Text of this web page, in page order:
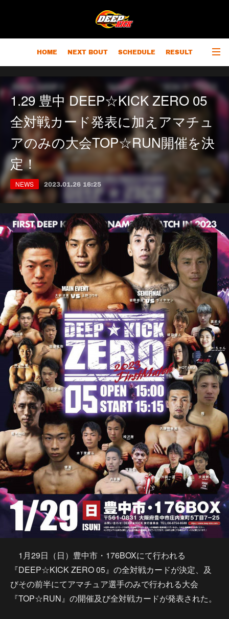
HOME NEXT BOUT SCHEDULE RESULT
CHAMPIONS
1.29 豊中 DEEP☆KICK ZERO 05
全対戦カード発表に加えアマチュ
アのみの大会TOP☆RUN開催を決
定！
NEWS 2023.01.26 16:25
1月29日（日）豊中市・176BOXにて行われる
『DEEP☆KICK ZERO 05』の全対戦カードが決定、及
びその前半にてアマチュア選手のみで行われる大会
『TOP☆RUN』の開催及び全対戦カードが発表された。